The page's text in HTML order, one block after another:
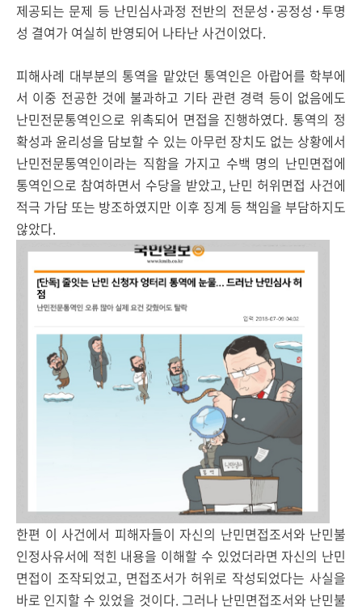
제공되는 문제 등 난민심사과정 전반의 전문성･공정성･투명
성 결여가 여실히 반영되어 나타난 사건이었다.
피해사례 대부분의 통역을 맡았던 통역인은 아랍어를 학부에
서 이중 전공한 것에 불과하고 기타 관련 경력 등이 없음에도
난민전문통역인으로 위촉되어 면접을 진행하였다. 통역의 정
확성과 윤리성을 담보할 수 있는 아무런 장치도 없는 상황에서
난민전문통역인이라는 직함을 가지고 수백 명의 난민면접에
통역인으로 참여하면서 수당을 받았고, 난민 허위면접 사건에
적극 가담 또는 방조하였지만 이후 징계 등 책임을 부담하지도
않았다.
한편 이 사건에서 피해자들이 자신의 난민면접조서와 난민불
인정사유서에 적힌 내용을 이해할 수 있었더라면 자신의 난민
면접이 조작되었고, 면접조서가 허위로 작성되었다는 사실을
바로 인지할 수 있었을 것이다. 그러나 난민면접조서와 난민불